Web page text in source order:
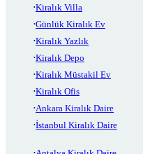
Kiralık Villa
Günlük Kiralık Ev
Kiralık Yazlık
Kiralık Depo
Kiralık Müstakil Ev
Kiralık Ofis
Ankara Kiralık Daire
İstanbul Kiralık Daire